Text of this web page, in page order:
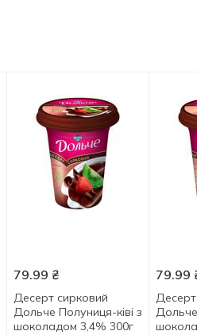
79.99 ₴
Десерт сирковий
Дольче Полуниця-ківі з
шоколадом 3,4% 300г
79.99